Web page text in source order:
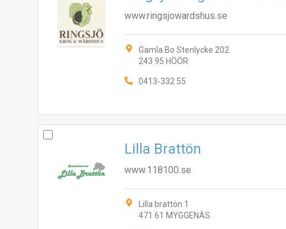
www.ringsjowardshus.se
Gamla Bo Stenlycke 202
243 95 HÖÖR
0413-332 55
Lilla Brattön
www.118100.se
Lilla brattön 1
471 61 MYGGENÄS